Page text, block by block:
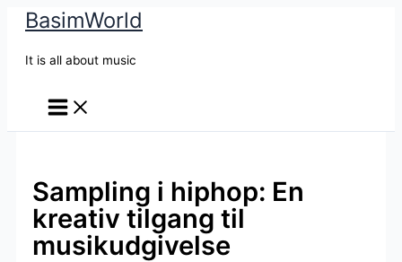
BasimWorld
It is all about music
Sampling i hiphop: En
kreativ tilgang til
musikudgivelse